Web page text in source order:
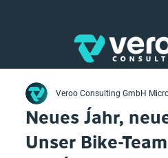
Neues Jahr,
Unser Bike-
Veroo Consulting GmbH